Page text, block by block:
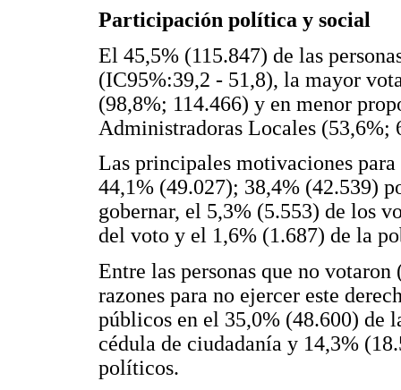
Participación política y social
El 45,5% (115.847) de las
(IC95%:39,2 - 51,8), la mayor
(98,8%; 114.466) y en menor
Administradoras Locales (53,6%;
Las principales motivaciones
44,1% (49.027); 38,4% (42.539)
gobernar, el 5,3% (5.553) de los
del voto y el 1,6% (1.687) de la
Entre las personas que no
razones para no ejercer este
públicos en el 35,0% (48.600) de
cédula de ciudadanía y 14,3%
políticos.